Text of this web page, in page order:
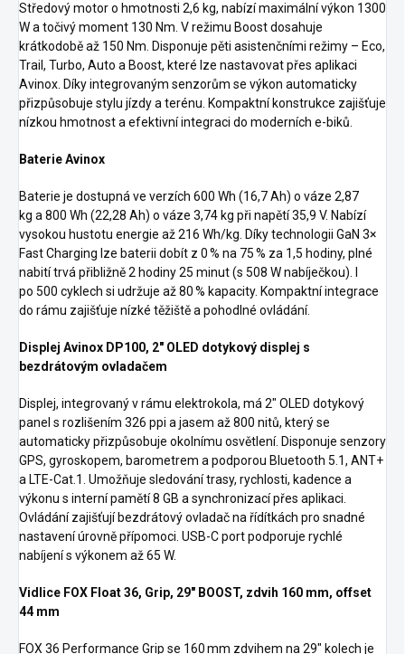
Středový motor o hmotnosti 2,6 kg, nabízí maximální výkon 1300
W a točivý moment 130 Nm. V režimu Boost dosahuje
krátkodobě až 150 Nm. Disponuje pěti asistenčními režimy – Eco,
Trail, Turbo, Auto a Boost, které lze nastavovat přes aplikaci
Avinox. Díky integrovaným senzorům se výkon automaticky
přizpůsobuje stylu jízdy a terénu. Kompaktní konstrukce zajišťuje
nízkou hmotnost a efektivní integraci do moderních e-biků.
Baterie Avinox
Baterie je dostupná ve verzích 600 Wh (16,7 Ah) o váze 2,87
kg a 800 Wh (22,28 Ah) o váze 3,74 kg při napětí 35,9 V. Nabízí
vysokou hustotu energie až 216 Wh/kg. Díky technologii GaN 3×
Fast Charging lze baterii dobít z 0 % na 75 % za 1,5 hodiny, plné
nabití trvá přibližně 2 hodiny 25 minut (s 508 W nabíječkou). I
po 500 cyklech si udržuje až 80 % kapacity. Kompaktní integrace
do rámu zajišťuje nízké těžiště a pohodlné ovládání.
Displej Avinox DP100, 2" OLED dotykový displej s
bezdrátovým ovladačem
Displej, integrovaný v rámu elektrokola, má 2" OLED dotykový
panel s rozlišením 326 ppi a jasem až 800 nitů, který se
automaticky přizpůsobuje okolnímu osvětlení. Disponuje senzory
GPS, gyroskopem, barometrem a podporou Bluetooth 5.1, ANT+
a LTE-Cat.1. Umožňuje sledování trasy, rychlosti, kadence a
výkonu s interní pamětí 8 GB a synchronizací přes aplikaci.
Ovládání zajišťují bezdrátový ovladač na řídítkách pro snadné
nastavení úrovně přípomoci. USB-C port podporuje rychlé
nabíjení s výkonem až 65 W.
Vidlice FOX Float 36, Grip, 29" BOOST, zdvih 160 mm, offset
44 mm
FOX 36 Performance Grip se 160 mm zdvihem na 29″ kolech je